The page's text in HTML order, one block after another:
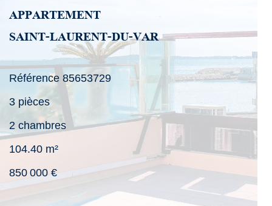
APPARTEMENT
SAINT-LAURENT-DU-VAR
Référence 85653729
3 pièces
2 chambres
104.40 m²
850 000 €